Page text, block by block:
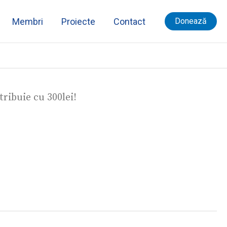
Membri Proiecte Contact Donează
cu 300lei!
300lei!